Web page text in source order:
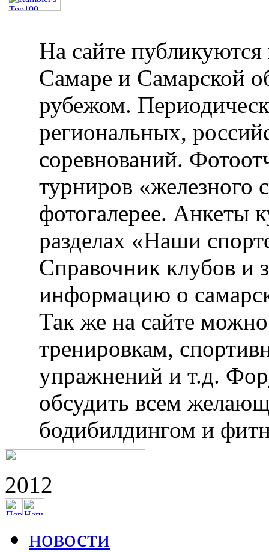
На сайте публикуются
Самаре и Самарской
рубежом.
региональных,
соревнований.
турниров «железного
фотогалерее. Анкеты
разделах «Наши
Справочник клубов и
информацию о
Так же на сайте
тренировкам,
упражнений и т.д.
обсудить всем
бодибилдингом и
2012
новости